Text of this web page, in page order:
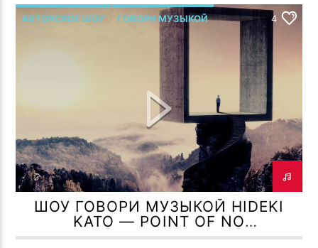
АВТОРСКОЕ ШОУ ГОВОРИ МУЗЫКОЙ 4
ШОУ ГОВОРИ МУЗЫКОЙ HIDEKI
KATO — POINT OF NO
RETURN(LIVE MIX)